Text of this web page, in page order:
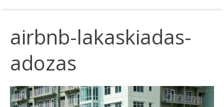
airbnb-lakaskiadas-
adozas